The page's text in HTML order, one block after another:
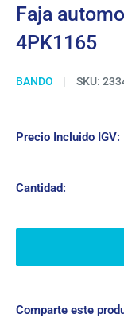
Faja
4PK1165
BANDO SKU:
Precio Incluido IGV:
Cantidad:
Comparte este